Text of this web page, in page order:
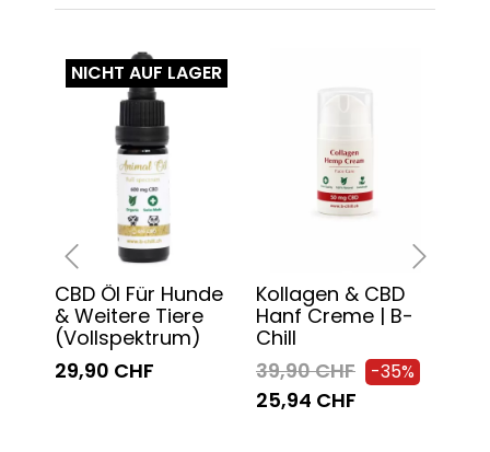
NICHT AUF LAGER
CBD Öl Für Hunde
& Weitere Tiere
(Vollspektrum)
29,90 CHF
Kollagen & CBD
Hanf Creme | B-
Chill
39,90 CHF
-35%
25,94 CHF
‹